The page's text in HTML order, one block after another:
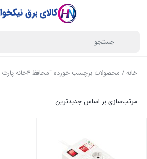
خانه/ محصولات برچسب خورده “محافظ 4خانه پارت_محافظ لوازم صوتی_”
مرتب‌سازی بر اساس جدیدترین